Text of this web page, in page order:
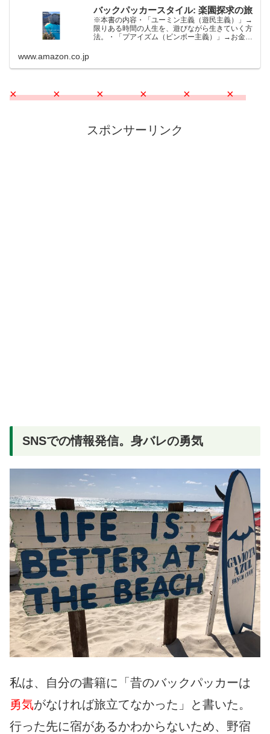
バックパッカースタイル: 楽園探求の旅
※本書の内容・「ユーミン主義（遊民主義）」→
限りある時間の人生を、遊びながら生きていく方
法。・「プアイズム（ビンボー主義）」→お金を
www.amazon.co.jp
× × × × × ×
スポンサーリンク
SNSでの情報発信。身バレの勇気
私は、自分の書籍に「昔のバックパッカーは
勇気がなければ旅立てなかった」と書いた。
行った先に宿があるかわからないため、野宿